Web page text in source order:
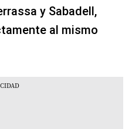
y Sabadell,
al mismo